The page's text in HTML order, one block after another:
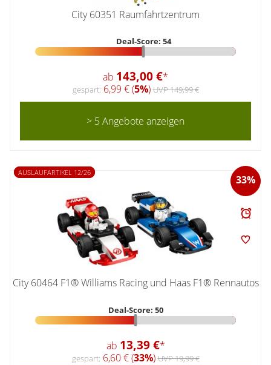
City 60351 Raumfahrtzentrum
Deal-Score: 54
ab 143,00 €*
gespart: 6,99 € (5%)UVP 149,99 €
> 5 Angebote anzeigen
33%
AUSLAUFARTIKEL 12/26
City 60464 F1® Williams Racing und Haas F1® Rennautos
Deal-Score: 50
ab 13,39 €*
gespart: 6,60 € (33%)UVP 19,99 €